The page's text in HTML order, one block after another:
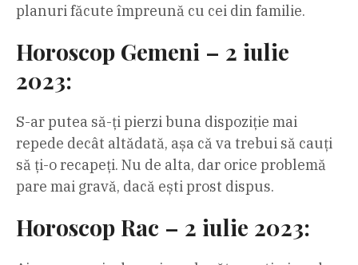
planuri făcute împreună cu cei din familie.
Horoscop Gemeni – 2 iulie
2023:
S-ar putea să-ți pierzi buna dispoziție mai
repede decât altădată, așa că va trebui să cauți
să ți-o recapeți. Nu de alta, dar orice problemă
pare mai gravă, dacă ești prost dispus.
Horoscop Rac – 2 iulie 2023: